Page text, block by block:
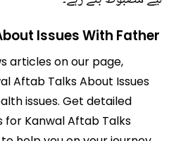
Issues With Father
articles on our page,
Aftab Talks About Issues
issues. Get detailed
Kanwal Aftab Talks